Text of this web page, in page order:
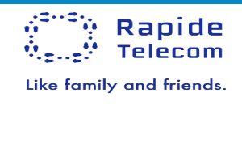
Skip
content